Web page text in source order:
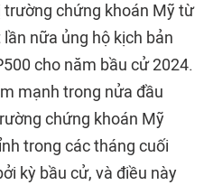
trường chứng khoán Mỹ từ
nữa ủng hộ kịch bản
cho năm bầu cử 2024.
mạnh trong nửa đầu
chứng khoán Mỹ
trong các tháng cuối
kỳ bầu cử, và điều này